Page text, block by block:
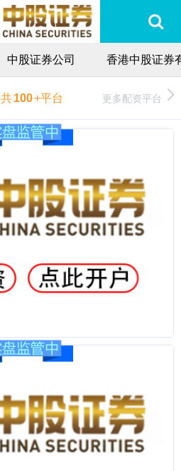
中股证券公司 香港中股证券
共100+平台 更多配资平台